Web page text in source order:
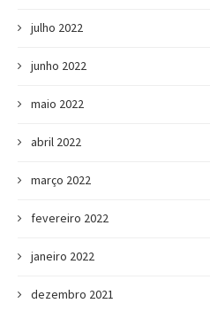
julho 2022
junho 2022
maio 2022
abril 2022
março 2022
fevereiro 2022
janeiro 2022
dezembro 2021